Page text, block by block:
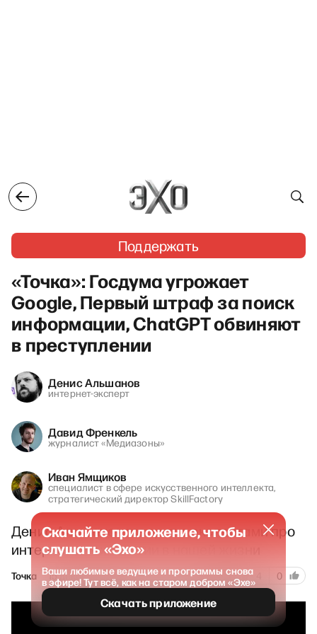
Поддержать
«Точка»: Госдума угрожает
Google, Первый штраф за поиск
информации, ChatGPT обвиняют
в преступлении
Денис Альшанов
интернет-эксперт
Давид Френкель
журналист «Медиазоны»
Иван Ямщиков
специалист в сфере искусственного интеллекта,
стратегический директор SkillFactory
Денис Альшанов говорит с экспертами про
интернет и технологии в нашей жизни
Точка 15 декабря 2025 317 0
Скачайте приложение, чтобы
слушать «Эхо»
Ваши любимые ведущие и программы снова
в эфире! Тут всё, как на старом добром «Эхе»
Скачать приложение